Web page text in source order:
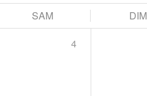
SAM
DIM
4